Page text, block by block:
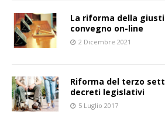
La riforma della
convegno on-line
2 Dicembre 2021
Riforma del terzo
decreti legislativi
5 Luglio 2017